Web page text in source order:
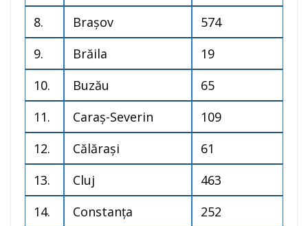
8.
Brașov
574
9.
Brăila
19
10.
Buzău
65
11.
Caraș-Severin
109
12.
Călărași
61
13.
Cluj
463
14.
Constanța
252